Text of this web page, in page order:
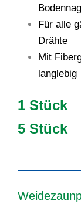
Für alle
Drähte
Mit
langlebig
1
5